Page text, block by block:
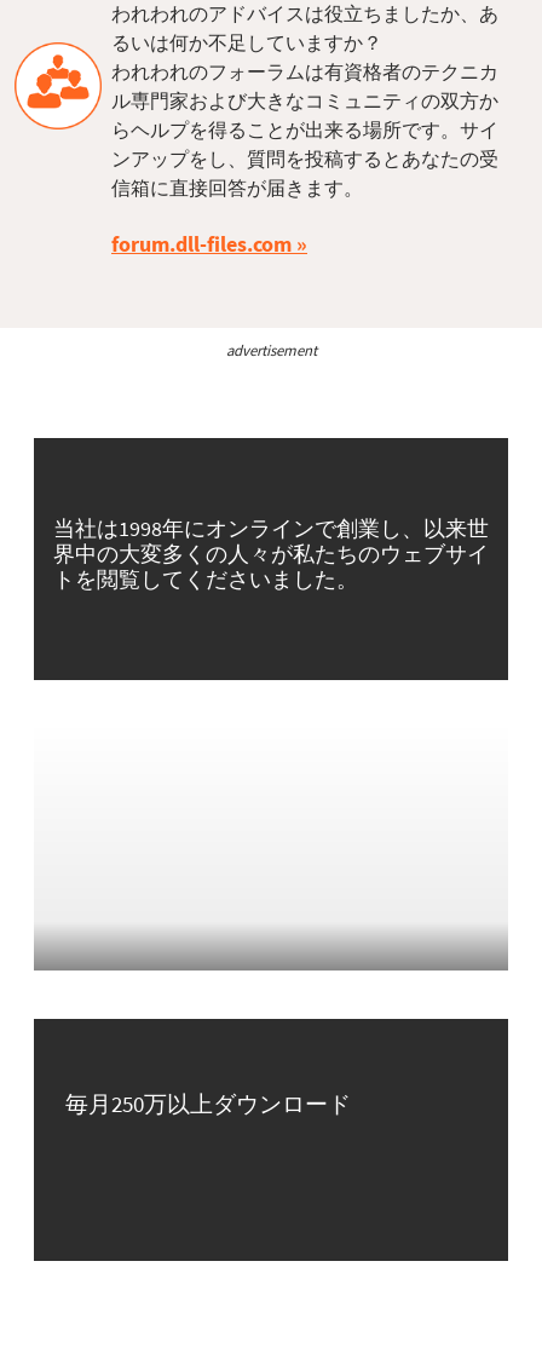
われわれのアドバイスは役立ちましたか、あ
るいは何か不足していますか？
われわれのフォーラムは有資格者のテクニカ
ル専門家および大きなコミュニティの双方か
らヘルプを得ることが出来る場所です。サイ
ンアップをし、質問を投稿するとあなたの受
信箱に直接回答が届きます。
forum.dll-files.com
advertisement
当社は1998年にオンラインで創業し、以来世
界中の大変多くの人々が私たちのウェブサイ
トを閲覧してくださいました。
毎月250万以上ダウンロード